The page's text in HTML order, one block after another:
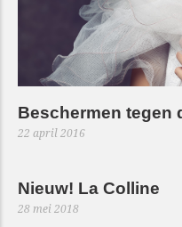
Beschermen tegen
22 april 2016
Nieuw! La Colline
28 mei 2018